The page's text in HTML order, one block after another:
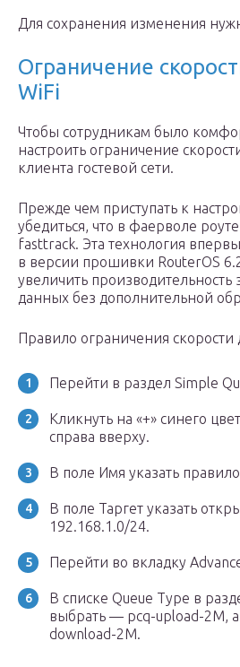
Для сохранения изменения
Ограничение
WiFi
Чтобы сотрудникам было
настроить ограничение
клиента гостевой сети.
Прежде чем приступать к
убедиться, что в фаерволе
fasttrack. Эта технология
в версии прошивки RouterOS
увеличить производительность
данных без дополнительной
Правило ограничения скорости
Перейти в раздел Simple
Кликнуть на «+» синего
справа вверху.
В поле Имя указать
В поле Таргет указать
192.168.1.0/24.
Перейти во вкладку
В списке Queue Type в
выбрать — pcq-upload-2M,
download-2M.